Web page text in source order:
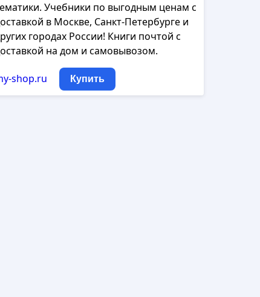
Учебники по выгодным ценам с
в Москве, Санкт-Петербурге и
городах России! Книги почтой с
на дом и самовывозом.
shop.ru Купить